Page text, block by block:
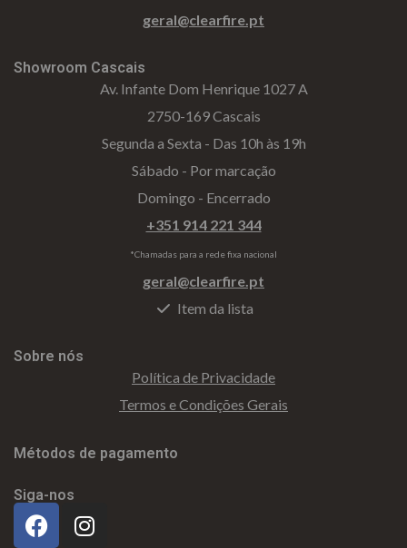
geral@clearfire.pt
Showroom Cascais
Av. Infante Dom Henrique 1027 A
2750-169 Cascais
Segunda a Sexta - Das 10h às 19h
Sábado - Por marcação
Domingo - Encerrado
+351 914 221 344
*Chamadas para a rede fixa nacional
geral@clearfire.pt
Item da lista
Sobre nós
Política de Privacidade
Termos e Condições Gerais
Métodos de pagamento
Siga-nos